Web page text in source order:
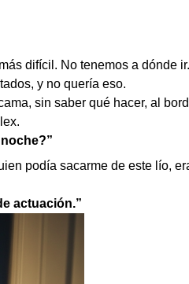
difícil. No tenemos a dónde ir.
y no quería eso.
sin saber qué hacer, al
podía sacarme de este lío,
actuación.”